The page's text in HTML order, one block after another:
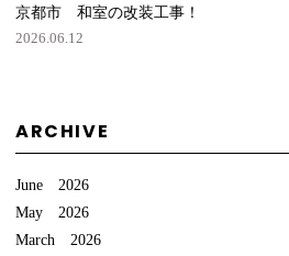
京都市 和室の改装工事！
2026.06.12
ARCHIVE
June 2026
May 2026
March 2026